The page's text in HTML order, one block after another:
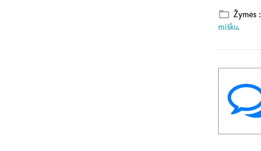
Žymės :
mišku.